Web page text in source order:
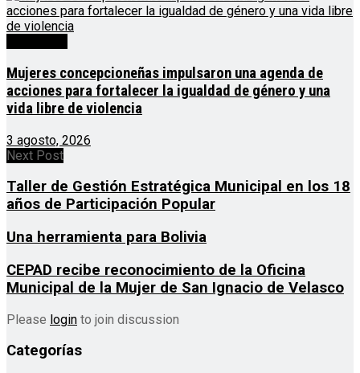
Mujeres concepcioneñas impulsaron una agenda de
acciones para fortalecer la igualdad de género y una
vida libre de violencia
3 agosto, 2026
Next Post
Taller de Gestión Estratégica Municipal en los 18
años de Participación Popular
Una herramienta para Bolivia
CEPAD recibe reconocimiento de la Oficina
Municipal de la Mujer de San Ignacio de Velasco
Please login to join discussion
Categorías